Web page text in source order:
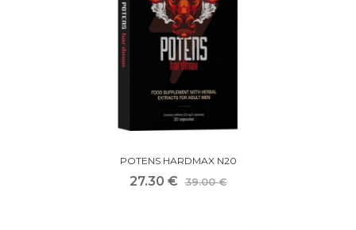
POTENS HARDMAX N20
27.30 € 39.00 €